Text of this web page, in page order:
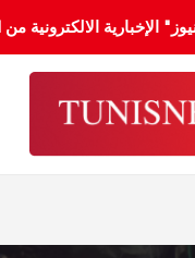
من 1 ماي 2000 إلى 31 جانفي 2012.